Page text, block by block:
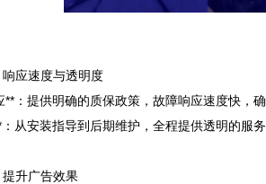
应速度与透明度
**：提供明确的质保政策，故障响应速度快，
从安装指导到后期维护，全程提供透明的服
升广告效果